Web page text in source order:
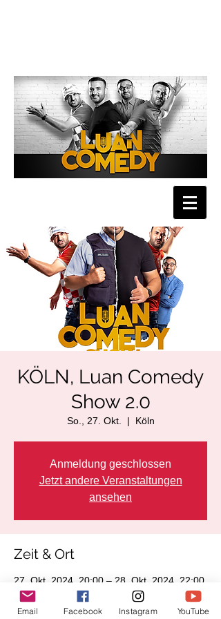
KÖLN, Luan Comedy
Show 2.0
So., 27. Okt.
  |
Köln
Anmeldung geschlossen
Jetzt andere Veranstaltungen
ansehen
Zeit & Ort
27. Okt. 2024, 20:00 – 28. Okt. 2024, 22:00
Köln, Ehrenfeldgürtel 127, 50823 Köln,
Deutschland
Email Facebook Instagram YouTube